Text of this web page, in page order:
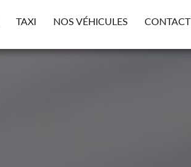
TAXI NOS VÉHICULES CONTACT